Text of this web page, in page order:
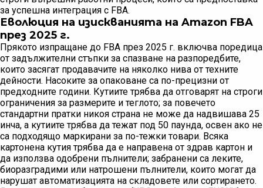
за успешна интеграция с FBA.
Еволюция на изискванията на Amazon FBA
през 2025 г.
Прякото изпращане до FBA през 2025 г. включва поредица
от задължителни стъпки за спазване на разпоредбите,
които засягат продавачите на няколко нива от техните
дейности. Насоките за опаковане са по-прецизни от
предходните години. Кутиите трябва да отговарят на строги
ограничения за размерите и теглото; за повечето
стандартни пратки никоя страна не може да надвишава 25
инча, а кутиите трябва да тежат под 50 паунда, освен ако не
са подходящо маркирани за по-тежки товари. Всяка
картонена кутия трябва да е направена от здрав картон и
да използва одобрени пълнители; забранени са леките,
биоразградими или натрошени пълнители, които могат да
нарушат автоматизацията на складовете или сортирането.